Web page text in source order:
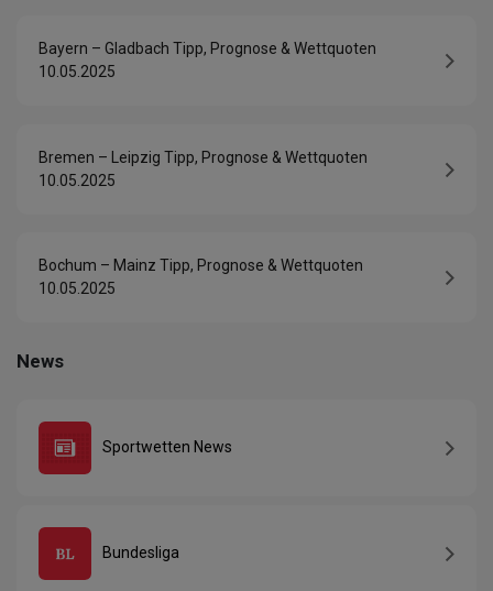
Bayern – Gladbach Tipp, Prognose & Wettquoten
10.05.2025
Bremen – Leipzig Tipp, Prognose & Wettquoten
10.05.2025
Bochum – Mainz Tipp, Prognose & Wettquoten
10.05.2025
News
Sportwetten News
Bundesliga